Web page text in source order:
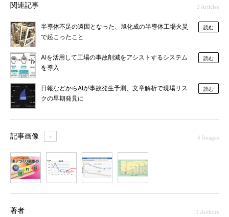
関連記事 3 Articles
半導体不足の遠因となった、旭化成の半導体工場火災
で起こったこと
読む
AIを活用して工場の事故削減をアシストするシステム
を導入
読む
日報などからAIが事故発生予測、文章解析で現場リス
クの早期発見に
読む
記事画像 ＋ 4 Images
著者 1 Authors